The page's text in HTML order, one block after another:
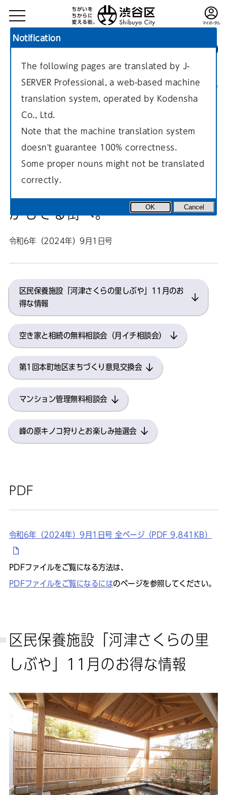
現在のページ
【空間とコミュニティのデザイ
ン】愛せる場所と仲間を、誰も
がもてる街へ。
令和6年（2024年）9月1日号
区民保養施設「河津さくらの里しぶや」11月のお
得な情報
空き家と相続の無料相談会（月イチ相談会）
第1回本町地区まちづくり意見交換会
マンション管理無料相談会
峰の原キノコ狩りとお楽しみ抽選会
PDF
令和6年（2024年）9月1日号 全ページ（PDF 9,841KB）
PDFファイルをご覧になる方法は、
PDFファイルをご覧になるにはのページを参照してください。
区民保養施設「河津さくらの里
しぶや」11月のお得な情報
Notification
The following pages are translated by J-
SERVER Professional, a web-based machine
translation system, operated by Kodensha
Co., Ltd.
Note that the machine translation system
doesn't guarantee 100% correctness.
Some proper nouns might not be translated
correctly.
OK Cancel